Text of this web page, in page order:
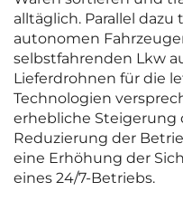
alltäglich. Parallel
autonomen
selbstfahrenden Lkw
Lieferdrohnen für die
Technologien
erhebliche Steigerung
Reduzierung der
eine Erhöhung der
eines 24/7-Betriebs.